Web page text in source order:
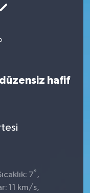
hafif
7° ,
11 km/s,